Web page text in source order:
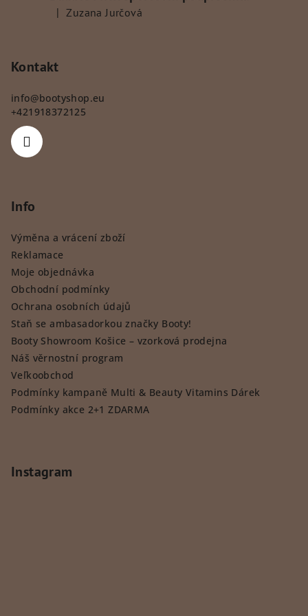
Hodnocení produktu je 5 z 5 hvězdiček.
| Zuzana Jurčová
Kontakt
info@bootyshop.eu
+421918372125
Info
Výměna a vrácení zboží
Reklamace
Moje objednávka
Obchodní podmínky
Ochrana osobních údajů
Staň se ambasadorkou značky Booty!
Booty Showroom Košice – vzorková prodejna
Náš věrnostní program
Veľkoobchod
Podmínky kampaně Multi & Beauty Vitamins Dárek
Podmínky akce 2+1 ZDARMA
Instagram